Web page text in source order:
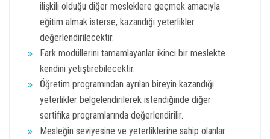
ilişkili olduğu diğer mesleklere geçmek amacıyla
eğitim almak isterse, kazandığı yeterlikler
değerlendirilecektir.
Fark modüllerini tamamlayanlar ikinci bir meslekte
kendini yetiştirebilecektir.
Öğretim programından ayrılan bireyin kazandığı
yeterlikler belgelendirilerek istendiğinde diğer
sertifika programlarında değerlendirilir.
Mesleğin seviyesine ve yeterliklerine sahip olanlar